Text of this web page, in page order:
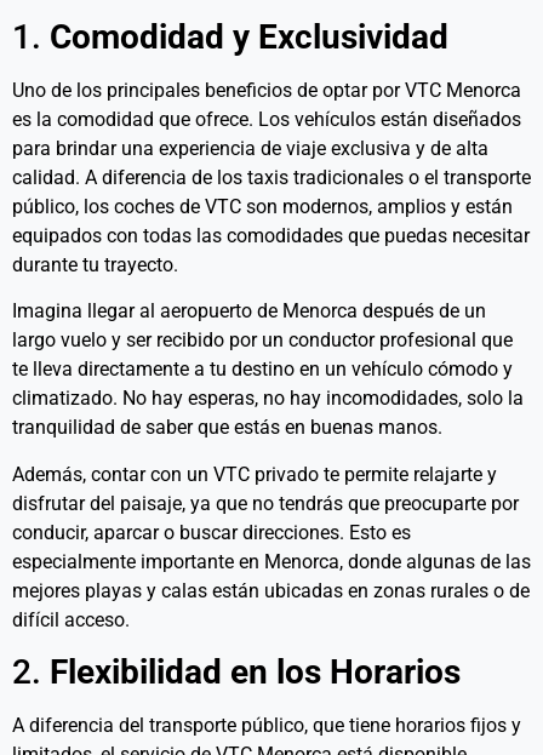
1. Comodidad y Exclusividad
Uno de los principales beneficios de optar por VTC Menorca
es la comodidad que ofrece. Los vehículos están diseñados
para brindar una experiencia de viaje exclusiva y de alta
calidad. A diferencia de los taxis tradicionales o el transporte
público, los coches de VTC son modernos, amplios y están
equipados con todas las comodidades que puedas necesitar
durante tu trayecto.
Imagina llegar al aeropuerto de Menorca después de un
largo vuelo y ser recibido por un conductor profesional que
te lleva directamente a tu destino en un vehículo cómodo y
climatizado. No hay esperas, no hay incomodidades, solo la
tranquilidad de saber que estás en buenas manos.
Además, contar con un VTC privado te permite relajarte y
disfrutar del paisaje, ya que no tendrás que preocuparte por
conducir, aparcar o buscar direcciones. Esto es
especialmente importante en Menorca, donde algunas de las
mejores playas y calas están ubicadas en zonas rurales o de
difícil acceso.
2. Flexibilidad en los Horarios
A diferencia del transporte público, que tiene horarios fijos y